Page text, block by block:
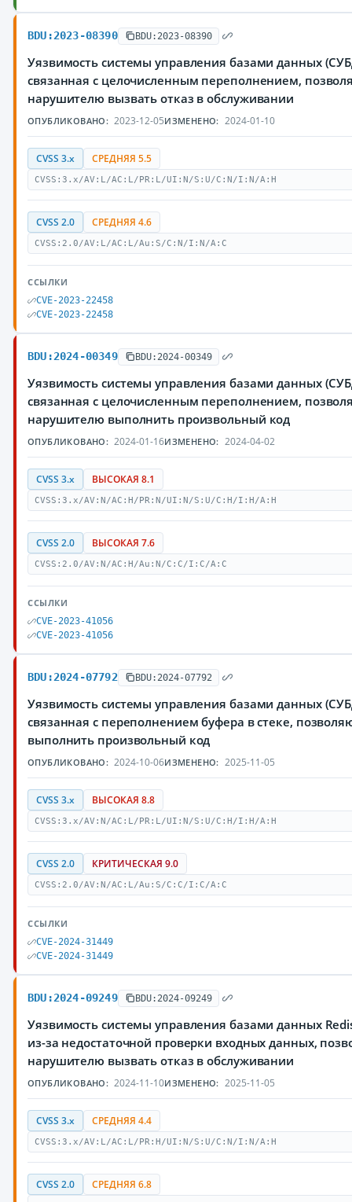
BDU:2023-08390 BDU:2023-08390
Уязвимость системы управления базами данных
связанная с целочисленным переполнением,
нарушителю вызвать отказ в обслуживании
ОПУБЛИКОВАНО: 2023-12-05ИЗМЕНЕНО: 2024-01-10
CVSS 3.x СРЕДНЯЯ 5.5
CVSS:3.x/AV:L/AC:L/PR:L/UI:N/S:U/C:N/I:N/A:H
CVSS 2.0 СРЕДНЯЯ 4.6
CVSS:2.0/AV:L/AC:L/Au:S/C:N/I:N/A:C
ССЫЛКИ
CVE-2023-22458
CVE-2023-22458
BDU:2024-00349 BDU:2024-00349
Уязвимость системы управления базами данных
связанная с целочисленным переполнением,
нарушителю выполнить произвольный код
ОПУБЛИКОВАНО: 2024-01-16ИЗМЕНЕНО: 2024-04-02
CVSS 3.x ВЫСОКАЯ 8.1
CVSS:3.x/AV:N/AC:H/PR:N/UI:N/S:U/C:H/I:H/A:H
CVSS 2.0 ВЫСОКАЯ 7.6
CVSS:2.0/AV:N/AC:H/Au:N/C:C/I:C/A:C
ССЫЛКИ
CVE-2023-41056
CVE-2023-41056
BDU:2024-07792 BDU:2024-07792
Уязвимость системы управления базами данных
связанная с переполнением буфера в стеке,
выполнить произвольный код
ОПУБЛИКОВАНО: 2024-10-06ИЗМЕНЕНО: 2025-11-05
CVSS 3.x ВЫСОКАЯ 8.8
CVSS:3.x/AV:N/AC:L/PR:L/UI:N/S:U/C:H/I:H/A:H
CVSS 2.0 КРИТИЧЕСКАЯ 9.0
CVSS:2.0/AV:N/AC:L/Au:S/C:C/I:C/A:C
ССЫЛКИ
CVE-2024-31449
CVE-2024-31449
BDU:2024-09249 BDU:2024-09249
Уязвимость системы управления базами данных
из-за недостаточной проверки входных данных,
нарушителю вызвать отказ в обслуживании
ОПУБЛИКОВАНО: 2024-11-10ИЗМЕНЕНО: 2025-11-05
CVSS 3.x СРЕДНЯЯ 4.4
CVSS:3.x/AV:L/AC:L/PR:H/UI:N/S:U/C:N/I:N/A:H
CVSS 2.0 СРЕДНЯЯ 6.8